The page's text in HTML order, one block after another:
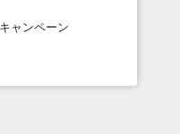
ャンペーン